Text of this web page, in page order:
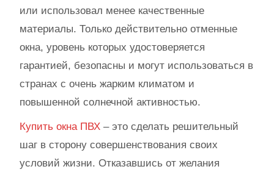
или использовал менее качественные
материалы. Только действительно отменные
окна, уровень которых удостоверяется
гарантией, безопасны и могут использоваться в
странах с очень жарким климатом и
повышенной солнечной активностью.
Купить окна ПВХ – это сделать решительный
шаг в сторону совершенствования своих
условий жизни. Отказавшись от желания